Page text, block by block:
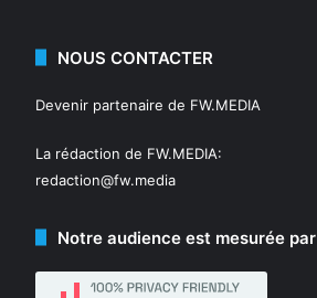
NOUS CONTACTER
Devenir partenaire de FW.MEDIA
La rédaction de FW.MEDIA:
redaction@fw.media
Notre audience est mesurée par